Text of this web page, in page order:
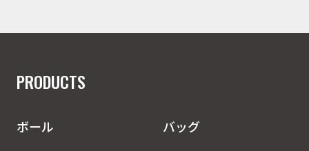
PRODUCTS
ボール
バッグ